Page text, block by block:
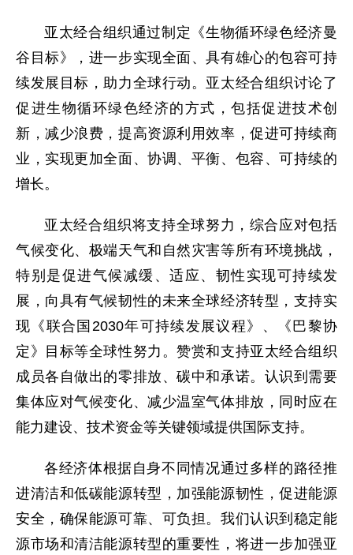
亚太经合组织通过制定《生物循环绿色经济曼
谷目标》，进一步实现全面、具有雄心的包容可持
续发展目标，助力全球行动。亚太经合组织讨论了
促进生物循环绿色经济的方式，包括促进技术创
新，减少浪费，提高资源利用效率，促进可持续商
业，实现更加全面、协调、平衡、包容、可持续的
增长。
亚太经合组织将支持全球努力，综合应对包括
气候变化、极端天气和自然灾害等所有环境挑战，
特别是促进气候减缓、适应、韧性实现可持续发
展，向具有气候韧性的未来全球经济转型，支持实
现《联合国2030年可持续发展议程》、《巴黎协
定》目标等全球性努力。赞赏和支持亚太经合组织
成员各自做出的零排放、碳中和承诺。认识到需要
集体应对气候变化、减少温室气体排放，同时应在
能力建设、技术资金等关键领域提供国际支持。
各经济体根据自身不同情况通过多样的路径推
进清洁和低碳能源转型，加强能源韧性，促进能源
安全，确保能源可靠、可负担。我们认识到稳定能
源市场和清洁能源转型的重要性，将进一步加强亚